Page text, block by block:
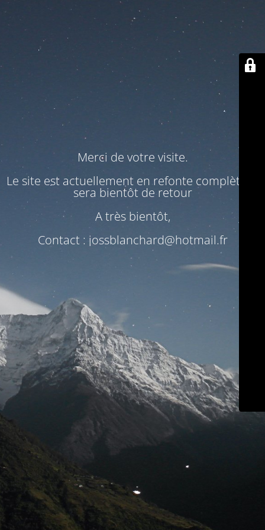
Merci de votre visite.
Le site est actuellement en refonte complète. Il
sera bientôt de retour
A très bientôt,
Contact : jossblanchard@hotmail.fr